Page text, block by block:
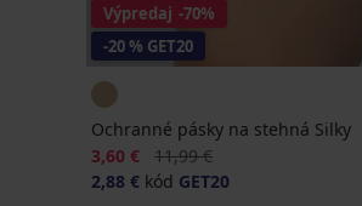
Výpredaj -70%
-20 % GET20
Ochranné pásky na stehná Silky
Zľava
3,60 € Pôvodná cena
11,99 €
2,88 € kód GET20